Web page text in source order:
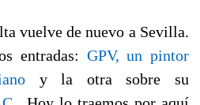
vuelve de nuevo a Sevilla.
entradas: GPV, un pintor
y la otra sobre su